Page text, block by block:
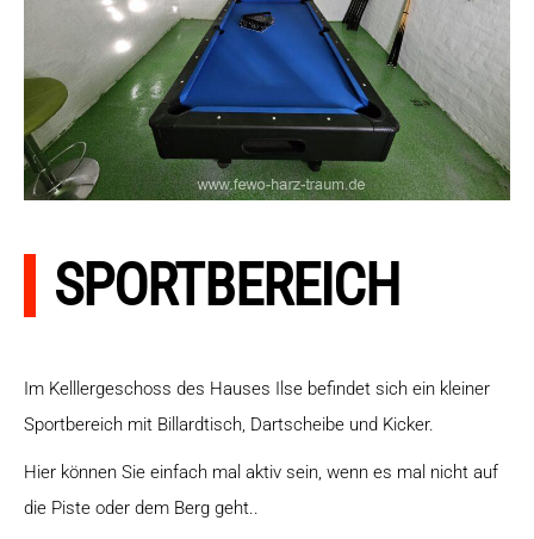
SPORTBEREICH
Im Kelllergeschoss des Hauses Ilse befindet sich ein kleiner
Sportbereich mit Billardtisch, Dartscheibe und Kicker.
Hier können Sie einfach mal aktiv sein, wenn es mal nicht auf
die Piste oder dem Berg geht..